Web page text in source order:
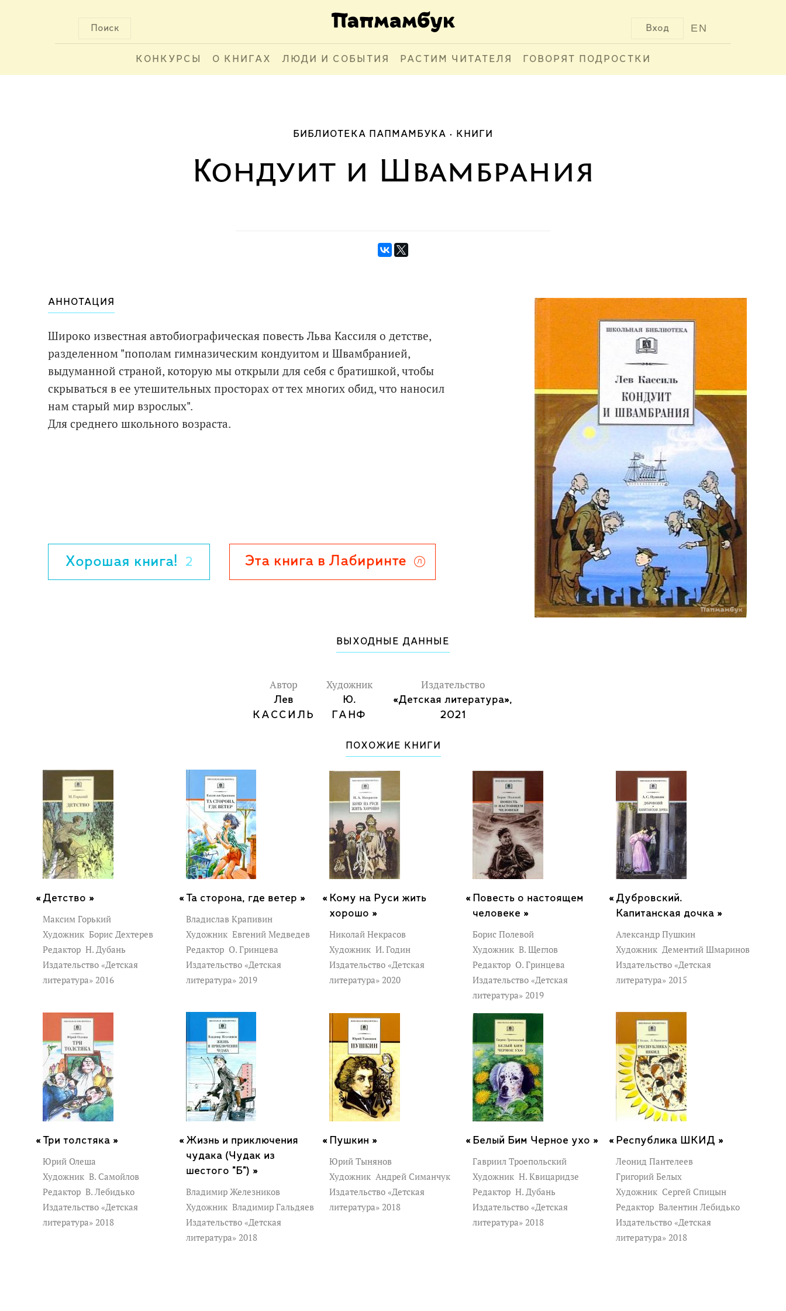
Поиск EN
Вход
КОНКУРСЫ О КНИГАХ ЛЮДИ И СОБЫТИЯ РАСТИМ ЧИТАТЕЛЯ ГОВОРЯТ ПОДРОСТКИ
БИБЛИОТЕКА ПАПМАМБУКА КНИГИ
Кондуит и Швамбрания
АННОТАЦИЯ
Широко известная автобиографическая повесть Льва Кассиля о детстве,
разделенном "пополам гимназическим кондуитом и Швамбранией,
выдуманной страной, которую мы открыли для себя с братишкой, чтобы
скрываться в ее утешительных просторах от тех многих обид, что наносил
нам старый мир взрослых".
Для среднего школьного возраста.
Хорошая книга! 2 Эта книга в Лабиринте
ВЫХОДНЫЕ ДАННЫЕ
Автор
Лев
КАССИЛЬ
Художник
Ю.
ГАНФ
Издательство
«Детская литература»,
2021
ПОХОЖИЕ КНИГИ
Детство »
Максим Горький
Художник Борис Дехтерев
Редактор Н. Дубань
Издательство «Детская
литература» 2016
Та сторона, где ветер »
Владислав Крапивин
Художник Евгений Медведев
Редактор О. Гринцева
Издательство «Детская
литература» 2019
Кому на Руси жить
хорошо »
Николай Некрасов
Художник И. Годин
Издательство «Детская
литература» 2020
Повесть о настоящем
человеке »
Борис Полевой
Художник В. Щеглов
Редактор О. Гринцева
Издательство «Детская
литература» 2019
Дубровский.
Капитанская дочка »
Александр Пушкин
Художник Дементий Шмаринов
Издательство «Детская
литература» 2015
Три толстяка »
Юрий Олеша
Художник В. Самойлов
Редактор В. Лебидько
Издательство «Детская
литература» 2018
Жизнь и приключения
чудака (Чудак из
шестого "Б") »
Владимир Железников
Художник Владимир Гальдяев
Издательство «Детская
литература» 2018
Пушкин »
Юрий Тынянов
Художник Андрей Симанчук
Издательство «Детская
литература» 2018
Белый Бим Черное ухо »
Гавриил Троепольский
Художник Н. Квицаридзе
Редактор Н. Дубань
Издательство «Детская
литература» 2018
Республика ШКИД »
Леонид Пантелеев
Григорий Белых
Художник Сергей Спицын
Редактор Валентин Лебидько
Издательство «Детская
литература» 2018